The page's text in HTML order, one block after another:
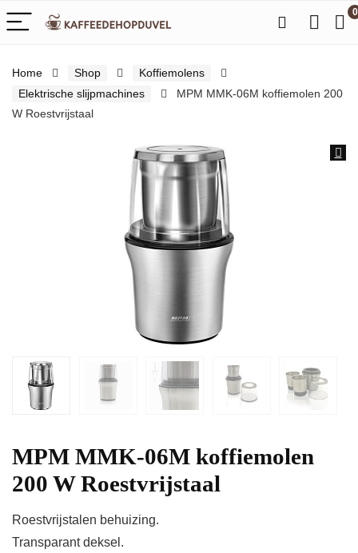
0
Home Shop
Koffiemolens
Elektrische slijpmachines
MPM MMK-06M koffiemolen 200
W Roestvrijstaal
MPM MMK-06M koffiemolen
200 W Roestvrijstaal
Roestvrijstalen behuizing.
Transparant deksel.